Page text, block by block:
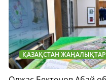
ҚАЗАҚСТАН